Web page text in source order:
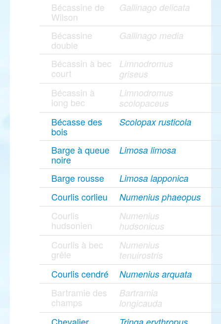
Bécassine de
Wilson
Gallinago delicata
Bécassine
double
Gallinago media
Bécassin à bec
court
Limnodromus
griseus
Bécassin à
long bec
Limnodromus
scolopaceus
Bécasse des
bois
Scolopax rusticola
Barge à queue
noire
Limosa limosa
Barge rousse Limosa lapponica
Courlis corlieu Numenius phaeopus
Courlis
hudsonien
Numenius
hudsonicus
Courlis à bec
grêle
Numenius
tenuirostris
Courlis cendré Numenius arquata
Bartramie des
champs
Bartramia
longicauda